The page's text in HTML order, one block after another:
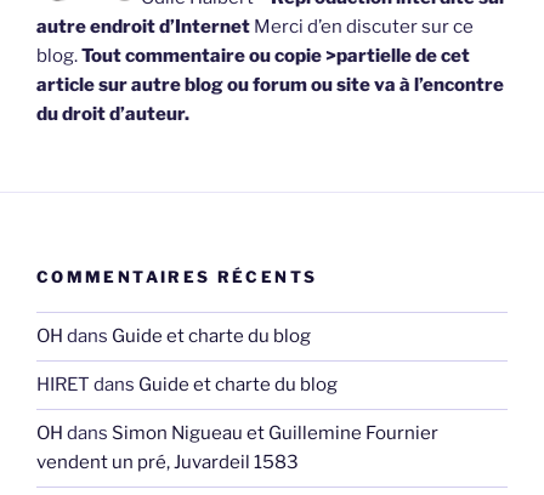
autre endroit d’Internet Merci d’en discuter sur ce
blog.Tout commentaire ou copie >partielle de cet
article sur autre blog ou forum ou site va à l’encontre
du droit d’auteur.
COMMENTAIRES RÉCENTS
OH dans Guide et charte du blog
HIRET dans Guide et charte du blog
OH dans Simon Nigueau et Guillemine Fournier
vendent un pré, Juvardeil 1583